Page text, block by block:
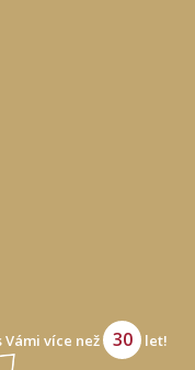
Vámi více než
30 let!